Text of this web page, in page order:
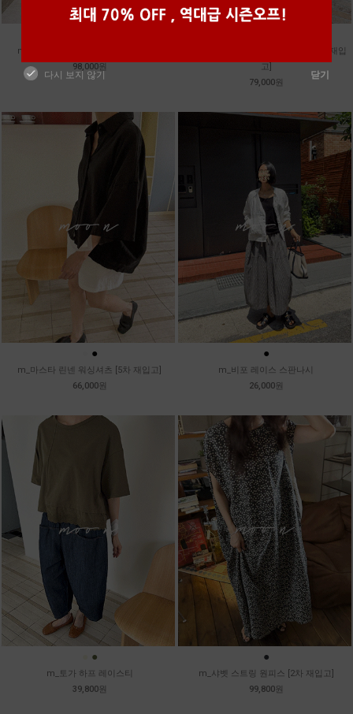
m_밴프 핀턱 린넨스커트 [3차 재입고]
98,000원
m_훌 케미컬 슬리브리스 원피스 [2차 재입
고]
79,000원
●
m_마스타 린넨 워싱셔츠 [5차 재입고]
66,000원
●
m_비포 레이스 스판나시
26,000원
●
m_토가 하프 레이스티
39,800원
●
m_샤벳 스트링 원피스 [2차 재입고]
99,800원
다시 보지 않기 닫기